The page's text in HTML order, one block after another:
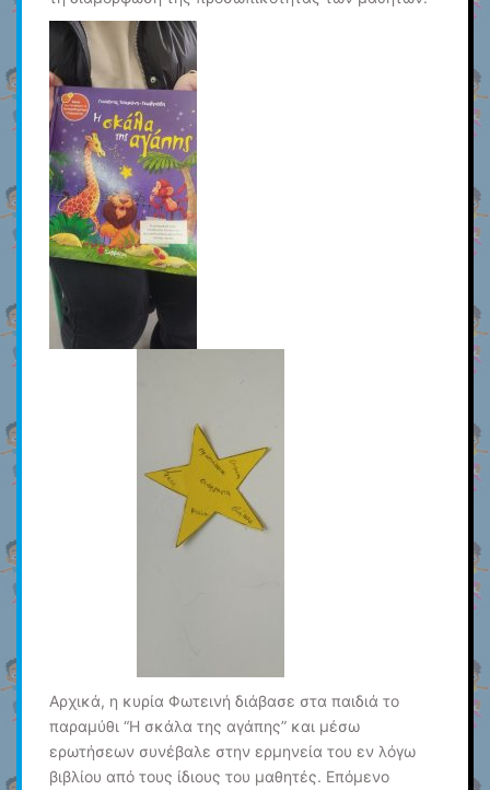
Αρχικά, η κυρία Φωτεινή διάβασε στα παιδιά το
παραμύθι “Η σκάλα της αγάπης” και μέσω
ερωτήσεων συνέβαλε στην ερμηνεία του εν λόγω
βιβλίου από τους ίδιους του μαθητές. Επόμενο